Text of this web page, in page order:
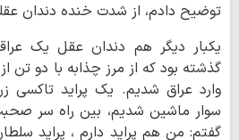
توضیح دادم، از شدت خنده دندان
یکبار دیگر هم دندان عقل یک
گذشته بود که از مرز چذابه با دو تن
وارد عراق شدیم. یک پراید تاکسی
سوار ماشین شدیم، بین راه سر صحبت
گفتم: من هم پراید دارم ، پراید